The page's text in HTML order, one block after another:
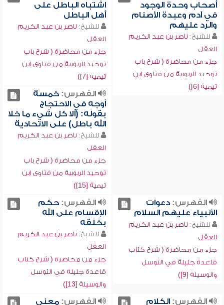
أصحاب وحدة الوجود
في آدم وعبدة الأصنام
والرد عليهم
للشيخ: ناصر بن عبد الكريم
العقل
جزء من محاضرة ( شرح باب
توحيد الربوبية من فتاوى ابن
تيمية [6])
اشتباه الباطل على
أهل الباطل
للشيخ: ناصر بن عبد الكريم
العقل
جزء من محاضرة ( شرح باب
توحيد الربوبية من فتاوى ابن
تيمية [7])
الفهرس:خمسة
أوجه في الاحتجاج
بقوله: (ألا كل شيء ما خلا
الله باطل) على الاتحادية
للشيخ: ناصر بن عبد الكريم
العقل
جزء من محاضرة ( شرح باب
توحيد الربوبية من فتاوى ابن
تيمية [15])
الفهرس:دعوات
الأنبياء عليهم السلام
للشيخ: ناصر بن عبد الكريم
العقل
جزء من محاضرة ( شرح كتاب
قاعدة جليلة في التوسل
والوسيلة [9])
الفهرس:حكم
الإقسام على الله
بخلقه
للشيخ: ناصر بن عبد الكريم
العقل
جزء من محاضرة ( شرح كتاب
قاعدة جليلة في التوسل
والوسيلة [13])
الفهرس:الكلام الفهرس:معنى